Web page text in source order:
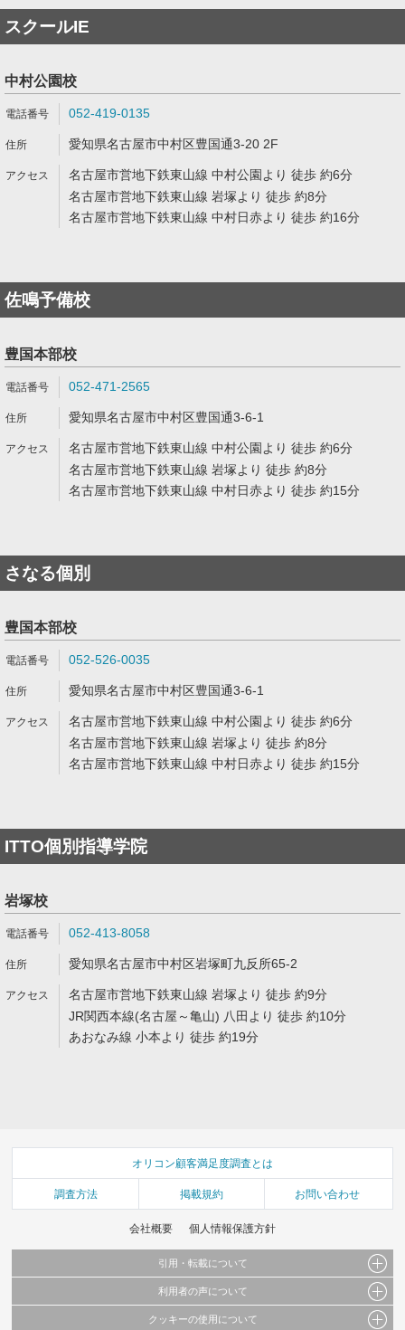
スクールIE
中村公園校
052-419-0135
愛知県名古屋市中村区豊国通3-20 2F
名古屋市営地下鉄東山線 中村公園より 徒歩 約6分
名古屋市営地下鉄東山線 岩塚より 徒歩 約8分
名古屋市営地下鉄東山線 中村日赤より 徒歩 約16分
佐鳴予備校
豊国本部校
052-471-2565
愛知県名古屋市中村区豊国通3-6-1
名古屋市営地下鉄東山線 中村公園より 徒歩 約6分
名古屋市営地下鉄東山線 岩塚より 徒歩 約8分
名古屋市営地下鉄東山線 中村日赤より 徒歩 約15分
さなる個別
豊国本部校
052-526-0035
愛知県名古屋市中村区豊国通3-6-1
名古屋市営地下鉄東山線 中村公園より 徒歩 約6分
名古屋市営地下鉄東山線 岩塚より 徒歩 約8分
名古屋市営地下鉄東山線 中村日赤より 徒歩 約15分
ITTO個別指導学院
岩塚校
052-413-8058
愛知県名古屋市中村区岩塚町九反所65-2
名古屋市営地下鉄東山線 岩塚より 徒歩 約9分
JR関西本線(名古屋～亀山) 八田より 徒歩 約10分
あおなみ線 小本より 徒歩 約19分
オリコン顧客満足度調査とは
調査方法 掲載規約 お問い合わせ
会社概要 個人情報保護方針
引用・転載について
当サイトで公開されている情報（文字、写真、イラスト、画像データ等）及びこれらの配
これらの情報を権利者の許可なく無断転載・複製などの二次利用を行うことは固く禁じて
利用者の声について
当サイトに掲載している内容はすべてサービスの利用者が提出された見解・感想です。
クッキーの使用について